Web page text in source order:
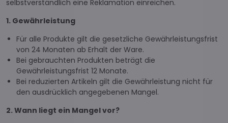
selbstverständlich eine Reklamation einreichen.
1. Gewährleistung
Für alle Produkte gilt die gesetzliche Gewährleistungsfrist
von 24 Monaten ab Erhalt der Ware.
Bei gebrauchten Produkten beträgt die
Gewährleistungsfrist 12 Monate.
Bei reduzierten Artikeln gilt die Gewährleistung nicht für
den ausdrücklich angegebenen Mangel.
2. Wann liegt ein Mangel vor?